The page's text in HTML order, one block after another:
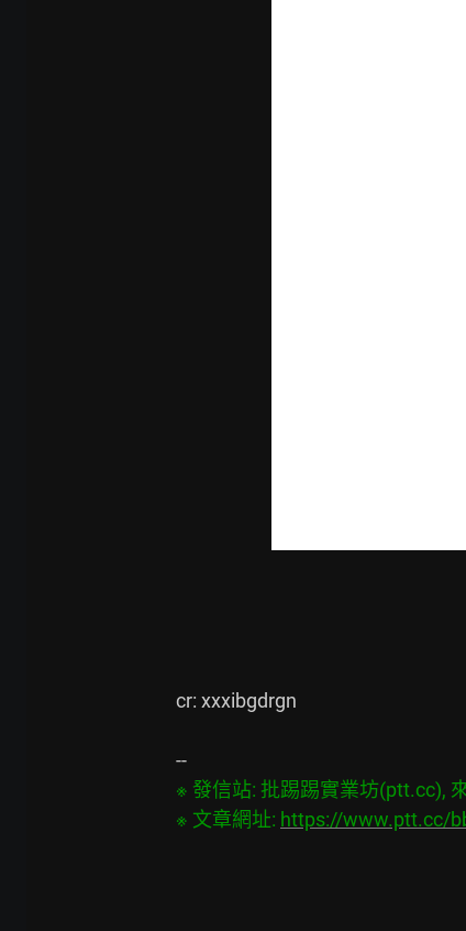
cr: xxxibgdrgn
※ 發信站: 批踢踢實業坊(ptt.cc),
※ 文章網址: https://www.ptt.cc/